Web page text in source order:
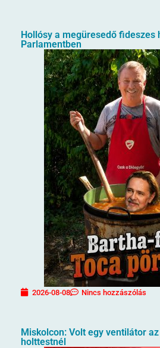
Hollósy a megüresedő fideszes
Parlamentben
2026-08-08 Nincs hozzászólás
Miskolcon: Volt egy ventilátor
holttestnél